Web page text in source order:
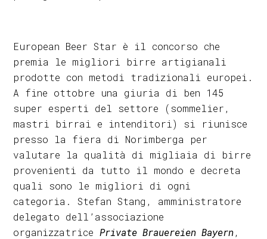
European Beer Star è il concorso che
premia le migliori birre artigianali
prodotte con metodi tradizionali europei.
A fine ottobre una giuria di ben 145
super esperti del settore (sommelier,
mastri birrai e intenditori) si riunisce
presso la fiera di Norimberga per
valutare la qualità di migliaia di birre
provenienti da tutto il mondo e decreta
quali sono le migliori di ogni
categoria. Stefan Stang, amministratore
delegato dell’associazione ​​
organizzatricePrivate Brauereien Bayern,